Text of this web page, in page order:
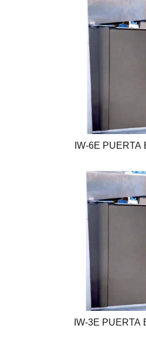
IW-6E PUERTA
IW-3E PUERTA